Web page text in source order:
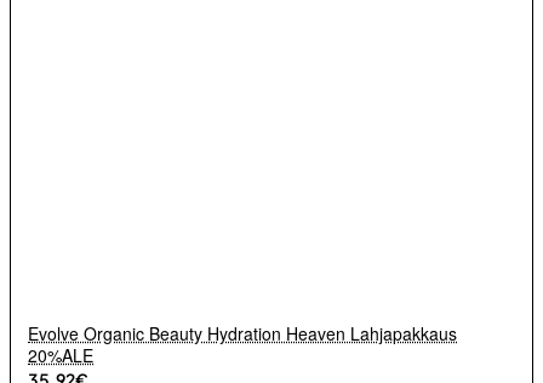
Evolve Organic Beauty Hydration Heaven Lahjapakkaus
20%ALE